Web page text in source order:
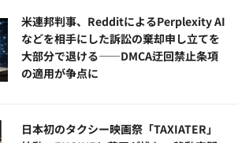
米連邦判事、RedditによるPerplexity AI
などを相手にした訴訟の棄却申し立てを
大部分で退ける——DMCA迂回禁止条項
の適用が争点に
日本初のタクシー映画祭「TAXIATER」